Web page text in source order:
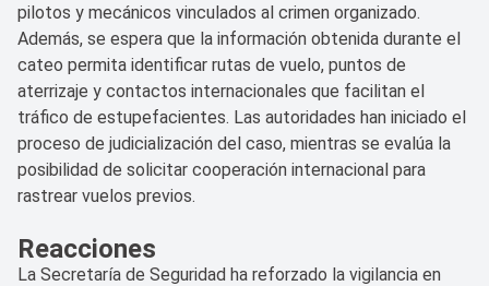
pilotos y mecánicos vinculados al crimen organizado.
Además, se espera que la información obtenida durante el
cateo permita identificar rutas de vuelo, puntos de
aterrizaje y contactos internacionales que facilitan el
tráfico de estupefacientes. Las autoridades han iniciado el
proceso de judicialización del caso, mientras se evalúa la
posibilidad de solicitar cooperación internacional para
rastrear vuelos previos.
Reacciones
La Secretaría de Seguridad ha reforzado la vigilancia en